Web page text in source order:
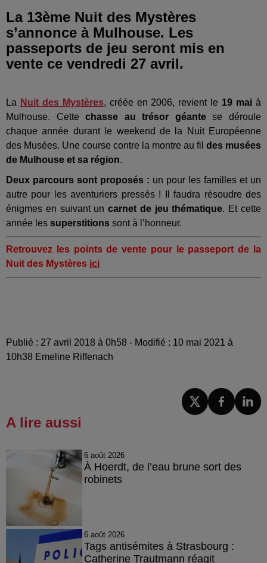
La 13ème Nuit des Mystères
s’annonce à Mulhouse. Les
passeports de jeu seront mis en
vente ce vendredi 27 avril.
La Nuit des Mystères, créée en 2006, revient le 19 mai à
Mulhouse. Cettechasse au trésor géantese déroule
chaque année durant le weekend de la Nuit Européenne
des Musées. Une course contre la montre au fil des musées
de Mulhouse et sa région.
Deux parcours sont proposés : un pour les familles et un
autre pour les aventuriers pressés ! Il faudra résoudre des
énigmes en suivant uncarnet de jeu thématique. Et cette
année les superstitions sont à l’honneur.
Retrouvez les points de vente pour le passeport de la
Nuit des Mystères ici
Publié : 27 avril 2018 à 0h58 - Modifié : 10 mai 2021 à
10h38 Emeline Riffenach
A lire aussi
6 août 2026
À Hoerdt, de l’eau brune sort des
robinets
6 août 2026
Tags antisémites à Strasbourg :
Catherine Trautmann réagit